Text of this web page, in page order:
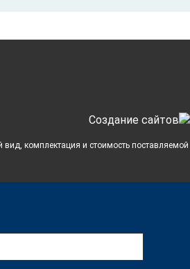
Cоздание сайтов
вид, комплектация и стоимость поставляемой